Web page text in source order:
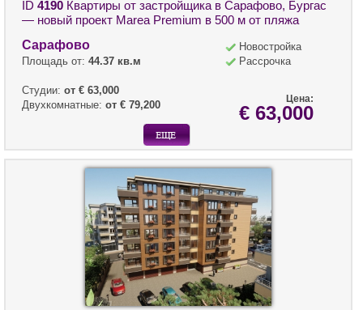
ID 4190 Квартиры от застройщика в Сарафово, Бургас
— новый проект Marea Premium в 500 м от пляжа
Сарафово
Площадь от: 44.37 кв.м
Студии: от € 63,000
Двухкомнатные: от € 79,200
Новостройка
Рассрочка
Цена:
€ 63,000